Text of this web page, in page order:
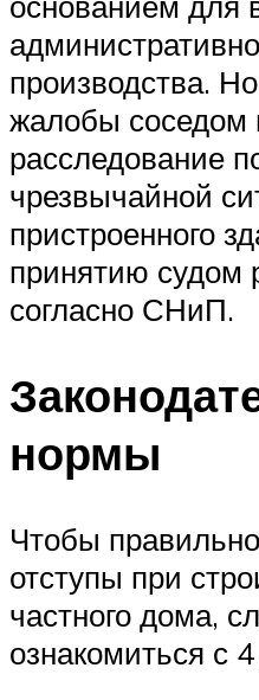
производства.
жалобы соседом
расследование
чрезвычайной
пристроенного
принятию судом
согласно СНиП.
нормы
Чтобы
отступы при
частного дома,
ознакомиться с